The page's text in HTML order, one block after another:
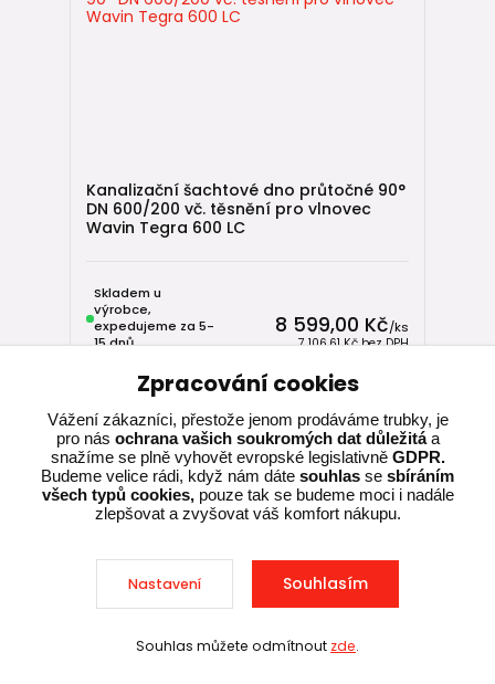
Kanalizační šachtové dno průtočné 90°
DN 600/200 vč. těsnění pro vlnovec
Wavin Tegra 600 LC
8 599,00 Kč/ks
7 106,61 Kčbez DPH
Skladem u
výrobce,
expedujeme za 5-
15 dnů
Přidat do košíku
Sleva při nákupu nad 10 000 Kč
Zpracování cookies
Vážení zákazníci, přestože jenom prodáváme trubky, je
pro nás ochrana vašich soukromých dat důležitáa
snažíme se plně vyhovět evropské legislativně GDPR.
Budeme velice rádi, když nám dáte souhlas se sbíráním
všech typů cookies,pouze tak se budeme moci i nadále
zlepšovat a zvyšovat váš komfort nákupu.
Nastavení Souhlasím
Souhlas můžete odmítnout zde.